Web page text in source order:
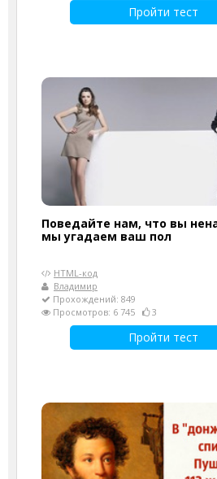
Пройти тест
Поведайте нам, что вы
мы угадаем ваш пол
HTML-код
Владимир
Прохождений: 849
Просмотров: 6 745
3
Пройти тест